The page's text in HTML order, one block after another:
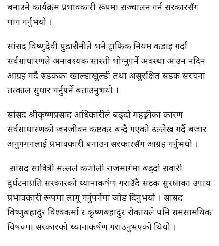
बनाउने कार्यक्रम प्रभावकारी रूपमा सञ्चालन गर्न सरकारसँग
माग गर्नुभयो ।
सांसद विष्णुदेवी पुडासैनीले भने ट्राफिक नियम कडाइ गर्दा
सर्वसाधारणले अनावश्यक सास्ती भोग्नुपर्ने अवस्था आउन नदिन
आग्रह गर्दै सडकका खाल्डाखुल्डी तथा असुरक्षित सडक संरचना
तत्काल सुधार गर्नुपर्ने बताउनुभयो ।
सांसद श्रीकृष्णप्रसाद अधिकारीले बढ्दो महङ्गीका कारण
सर्वसाधारणको जनजीवन कष्टकर बन्दै गएको उल्लेख गर्दै बजार
अनुगमनलाई प्रभावकारी बनाउन सरकारसँग आग्रह गर्नुभयो ।
सांसद सावित्री मल्लले कर्णाली राजमार्गमा बढ्दो सवारी
दुर्घटनाप्रति सरकारको ध्यानाकर्षण गराउँदै सडक सुरक्षाका उपाय
प्रभावकारी रूपमा लागू गर्नुपर्नेमा जोड दिनुभयो । सांसद
विष्णुबहादुर विश्वकर्मा र कृष्णबहादुर रोकायले पनि समसामयिक
विषयमा सरकारको ध्यानाकर्षण गराउनुभएको थियो ।